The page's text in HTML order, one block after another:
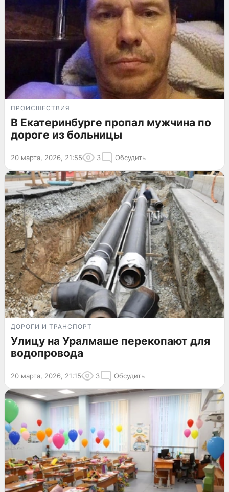
ПРОИСШЕСТВИЯ
В Екатеринбурге пропал мужчина по
дороге из больницы
20 марта, 2026, 21:55 3 Обсудить
ДОРОГИ И ТРАНСПОРТ
Улицу на Уралмаше перекопают для
водопровода
20 марта, 2026, 21:15 3 Обсудить